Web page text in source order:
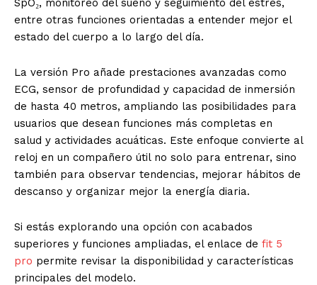
SpO₂, monitoreo del sueño y seguimiento del estrés,
entre otras funciones orientadas a entender mejor el
estado del cuerpo a lo largo del día.
La versión Pro añade prestaciones avanzadas como
ECG, sensor de profundidad y capacidad de inmersión
de hasta 40 metros, ampliando las posibilidades para
usuarios que desean funciones más completas en
salud y actividades acuáticas. Este enfoque convierte al
reloj en un compañero útil no solo para entrenar, sino
también para observar tendencias, mejorar hábitos de
descanso y organizar mejor la energía diaria.
Si estás explorando una opción con acabados
superiores y funciones ampliadas, el enlace de fit 5
pro permite revisar la disponibilidad y características
principales del modelo.